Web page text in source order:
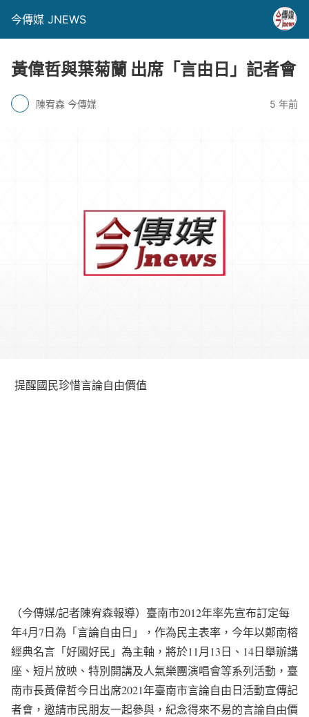
今傳媒 JNEWS
黃偉哲與葉菊蘭 出席「言由日」記者會
陳宥森 今傳媒 5 年前
提醒國民珍惜言論自由價值
（今傳媒/記者陳宥森報導）臺南市2012年率先宣布訂定每
年4月7日為「言論自由日」，作為民主表率，今年以鄭南榕
經典名言「好國好民」為主軸，將於11月13日、14日舉辦講
座、短片放映、特別開講及人氣樂團演唱會等系列活動，臺
南市長黃偉哲今日出席2021年臺南市言論自由日活動宣傳記
者會，邀請市民朋友一起參與，紀念得來不易的言論自由價